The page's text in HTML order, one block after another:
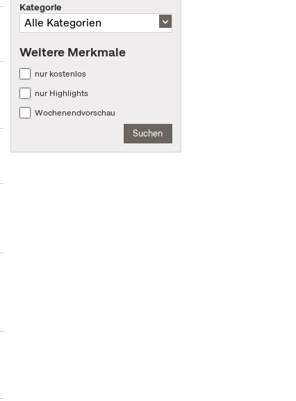
Kategorie
Weitere Merkmale
nur kostenlos
nur Highlights
Wochenendvorschau
Suchen